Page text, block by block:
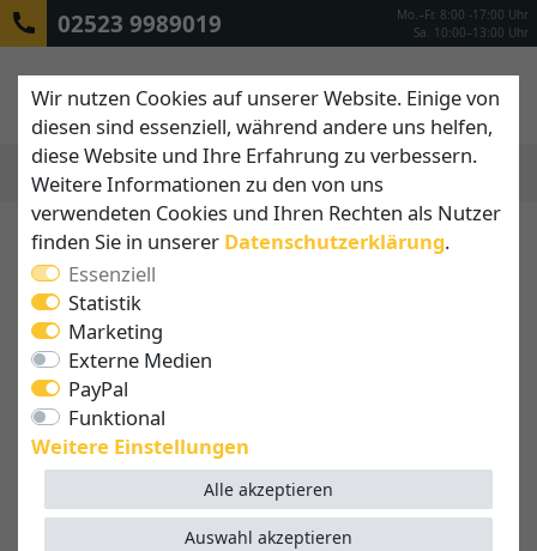
02523 9989019
Mo.–Fr. 8:00 -17:00 Uhr
Sa. 10:00–13:00 Uhr
Wir nutzen Cookies auf unserer Website. Einige von
diesen sind essenziell, während andere uns helfen,
diese Website und Ihre Erfahrung zu verbessern.
Weitere Informationen zu den von uns
verwendeten Cookies und Ihren Rechten als Nutzer
finden Sie in unserer Daten­schutz­erklärung.
Essenziell
Statistik
Marketing
Externe Medien
PayPal
Funktional
Weitere Einstellungen
Alle akzeptieren
Auswahl akzeptieren